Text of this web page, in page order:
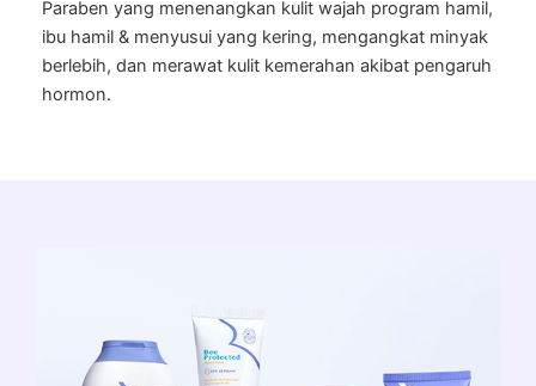
Paraben yang menenangkan kulit wajah program hamil,
ibu hamil & menyusui yang kering, mengangkat minyak
berlebih, dan merawat kulit kemerahan akibat pengaruh
hormon.